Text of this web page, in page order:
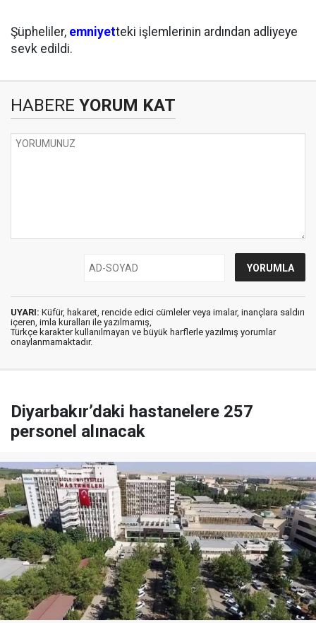
Şüpheliler, emniyetteki işlemlerinin ardından adliyeye
sevk edildi.
HABERE YORUM KAT
UYARI: Küfür, hakaret, rencide edici cümleler veya imalar, inançlara saldırı
içeren, imla kuralları ile yazılmamış,
Türkçe karakter kullanılmayan ve büyük harflerle yazılmış yorumlar
onaylanmamaktadır.
Diyarbakır’daki hastanelere 257
personel alınacak